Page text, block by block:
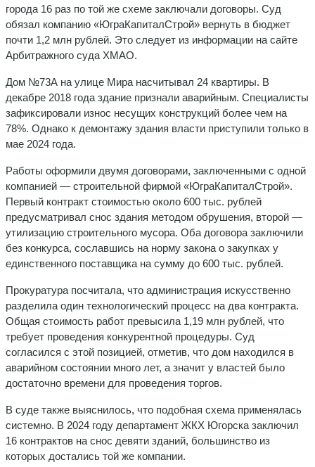
города 16 раз по той же схеме заключали договоры. Суд
обязал компанию «ЮграКапиталСтрой» вернуть в бюджет
почти 1,2 млн рублей. Это следует из информации на сайте
Арбитражного суда ХМАО.
Дом №73А на улице Мира насчитывал 24 квартиры. В
декабре 2018 года здание признали аварийным. Специалисты
зафиксировали износ несущих конструкций более чем на
78%. Однако к демонтажу здания власти приступили только в
мае 2024 года.
Работы оформили двумя договорами, заключенными с одной
компанией — строительной фирмой «ЮграКапиталСтрой».
Первый контракт стоимостью около 600 тыс. рублей
предусматривал снос здания методом обрушения, второй —
утилизацию строительного мусора. Оба договора заключили
без конкурса, сославшись на норму закона о закупках у
единственного поставщика на сумму до 600 тыс. рублей.
Прокуратура посчитала, что администрация искусственно
разделила один технологический процесс на два контракта.
Общая стоимость работ превысила 1,19 млн рублей, что
требует проведения конкурентной процедуры. Суд
согласился с этой позицией, отметив, что дом находился в
аварийном состоянии много лет, а значит у властей было
достаточно времени для проведения торгов.
В суде также выяснилось, что подобная схема применялась
системно. В 2024 году департамент ЖКХ Югорска заключил
16 контрактов на снос девяти зданий, большинство из
которых достались той же компании.